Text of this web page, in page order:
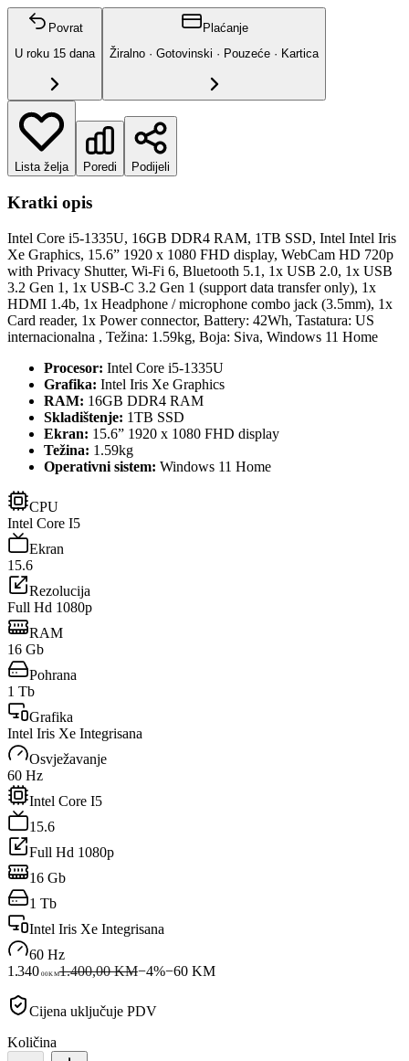
Povrat
U roku 15 dana
Plaćanje
Žiralno · Gotovinski · Pouzeće · Kartica
Lista želja Poredi Podijeli
Kratki opis
Intel Core i5-1335U, 16GB DDR4 RAM, 1TB SSD, Intel Intel Iris
Xe Graphics, 15.6” 1920 x 1080 FHD display, WebCam HD 720p
with Privacy Shutter, Wi-Fi 6, Bluetooth 5.1, 1x USB 2.0, 1x USB
3.2 Gen 1, 1x USB-C 3.2 Gen 1 (support data transfer only), 1x
HDMI 1.4b, 1x Headphone / microphone combo jack (3.5mm), 1x
Card reader, 1x Power connector, Battery: 42Wh, Tastatura: US
internacionalna , Težina: 1.59kg, Boja: Siva, Windows 11 Home
Procesor: Intel Core i5-1335U
Grafika: Intel Iris Xe Graphics
RAM: 16GB DDR4 RAM
Skladištenje: 1TB SSD
Ekran: 15.6” 1920 x 1080 FHD display
Težina: 1.59kg
Operativni sistem: Windows 11 Home
CPU
Intel Core I5
Ekran
15.6
Rezolucija
Full Hd 1080p
RAM
16 Gb
Pohrana
1 Tb
Grafika
Intel Iris Xe Integrisana
Osvježavanje
60 Hz
Intel Core I5
15.6
Full Hd 1080p
16 Gb
1 Tb
Intel Iris Xe Integrisana
60 Hz
1.340 00KM1.400,00 KM−4%−60KM
Cijena uključuje PDV
Količina